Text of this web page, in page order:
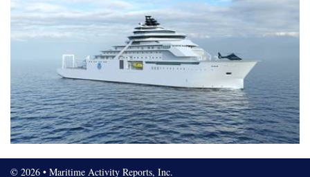
© 2026 • Maritime Activity Reports, Inc.